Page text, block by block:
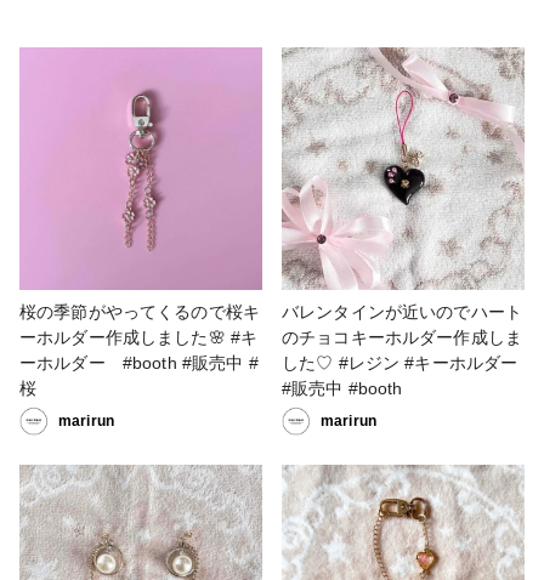
桜の季節がやってくるので桜キ
ーホルダー作成しました🌸 #キ
ーホルダー #booth #販売中 #
桜
marirun
バレンタインが近いのでハート
のチョコキーホルダー作成しま
した♡ #レジン #キーホルダー
#販売中 #booth
marirun